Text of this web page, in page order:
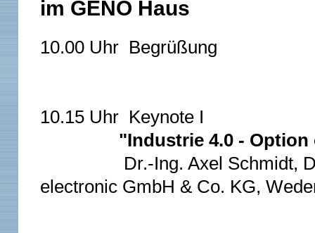
im GENO Haus
10.00 Uhr Begrüßung
10.15 Uhr Keynote I
"Industrie 4.0 -
Dr.-Ing. Axel Schmidt,
electronic GmbH & Co. KG,